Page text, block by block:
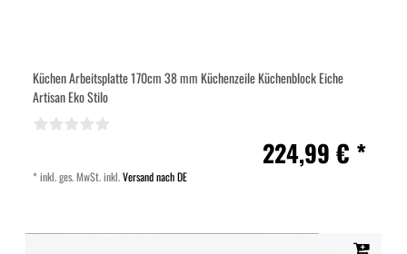
Küchen Arbeitsplatte 170cm 38 mm Küchenzeile Küchenblock Eiche
Artisan Eko Stilo
224,99 € *
*inkl. ges. MwSt.inkl.Versand nach DE